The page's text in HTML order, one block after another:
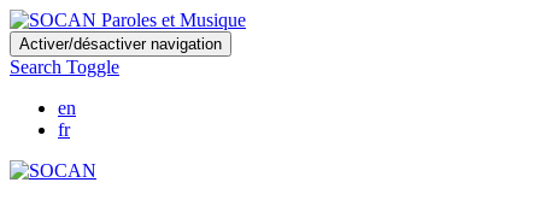
Skip
to
main
content
Activer/désactiver navigation
Search Toggle
en
fr